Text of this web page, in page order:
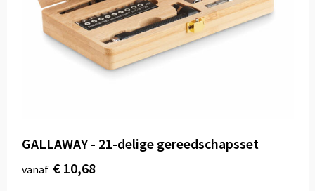
GALLAWAY - 21-delige gereedschapsset
vanaf € 10,68